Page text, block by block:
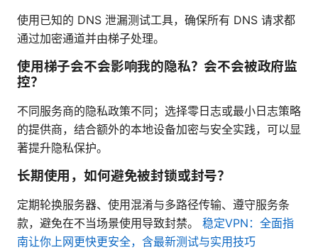
使用已知的 DNS 泄漏测试工具，确保所有 DNS 请求都
通过加密通道并由梯子处理。
使用梯子会不会影响我的隐私？会不会被政府监
控？
不同服务商的隐私政策不同；选择零日志或最小日志策略
的提供商，结合额外的本地设备加密与安全实践，可以显
著提升隐私保护。
长期使用，如何避免被封锁或封号？
定期轮换服务器、使用混淆与多路径传输、遵守服务条
款，避免在不当场景使用导致封禁。 稳定VPN：全面指
南让你上网更快更安全，含最新测试与实用技巧